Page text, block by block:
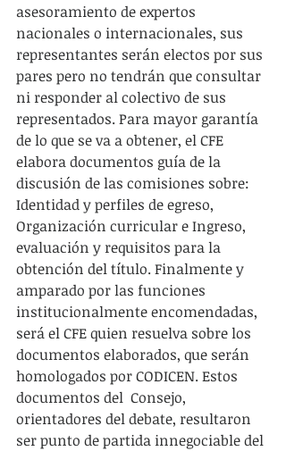
asesoramiento de expertos
nacionales o internacionales, sus
representantes serán electos por sus
pares pero no tendrán que consultar
ni responder al colectivo de sus
representados. Para mayor garantía
de lo que se va a obtener, el CFE
elabora documentos guía de la
discusión de las comisiones sobre:
Identidad y perfiles de egreso,
Organización curricular e Ingreso,
evaluación y requisitos para la
obtención del título. Finalmente y
amparado por las funciones
institucionalmente encomendadas,
será el CFE quien resuelva sobre los
documentos elaborados, que serán
homologados por CODICEN. Estos
documentos del  Consejo,
orientadores del debate, resultaron
ser punto de partida innegociable del